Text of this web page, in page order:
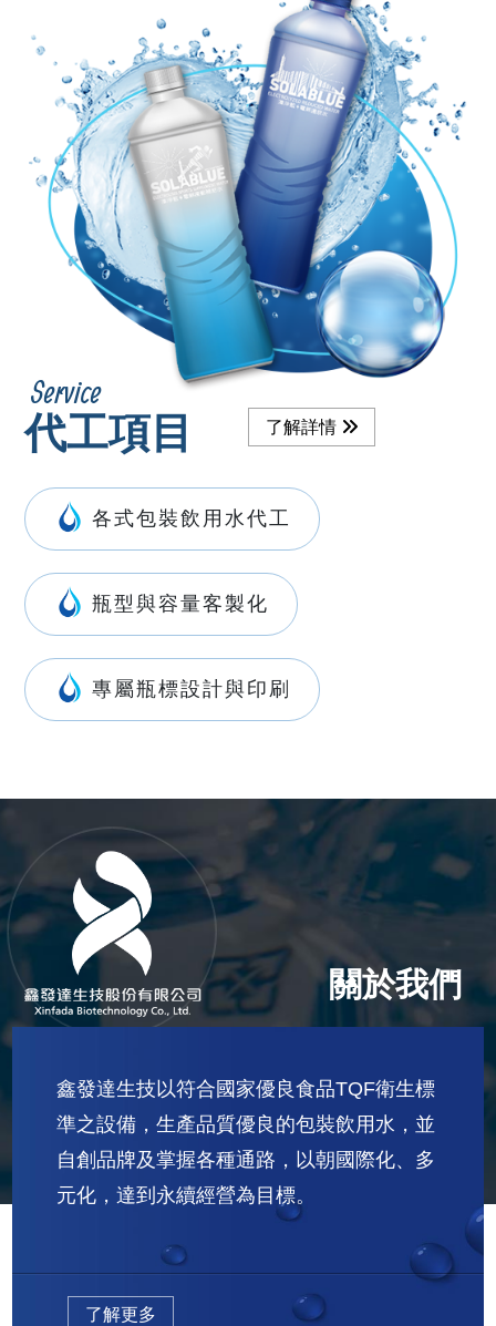
Service
代工項目 了解詳情
各式包裝飲用水代工
瓶型與容量客製化
專屬瓶標設計與印刷
關於我們
鑫發達生技以符合國家優良食品TQF衛生標
準之設備，生產品質優良的包裝飲用水，並
自創品牌及掌握各種通路，以朝國際化、多
元化，達到永續經營為目標。
了解更多